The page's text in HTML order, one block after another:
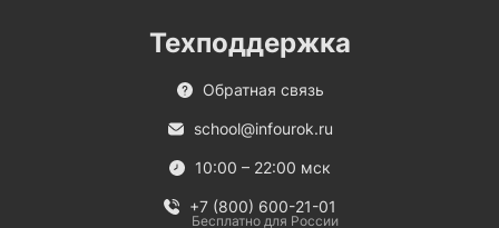
Техподдержка
Обратная связь
school@infourok.ru
10:00 – 22:00 мск
+7 (800) 600-21-01
Бесплатно для России